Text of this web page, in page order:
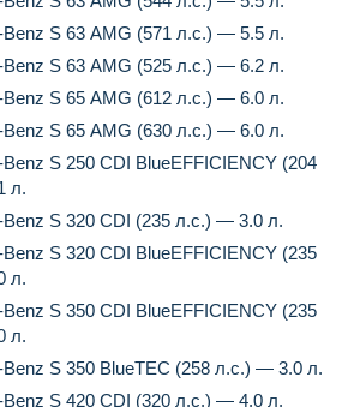
Benz S 63 AMG (571 л.с.) — 5.5 л.
Benz S 63 AMG (525 л.с.) — 6.2 л.
Benz S 65 AMG (612 л.с.) — 6.0 л.
Benz S 65 AMG (630 л.с.) — 6.0 л.
S 250 CDI BlueEFFICIENCY (204
л.
S 320 CDI (235 л.с.) — 3.0 л.
S 320 CDI BlueEFFICIENCY (235
л.
S 350 CDI BlueEFFICIENCY (235
л.
S 350 BlueTEC (258 л.с.) — 3.0 л.
S 420 CDI (320 л.с.) — 4.0 л.